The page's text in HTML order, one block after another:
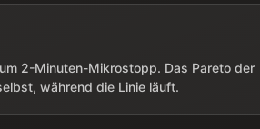
2-Minuten-Mikrostopp. Das Pareto der
während die Linie läuft.